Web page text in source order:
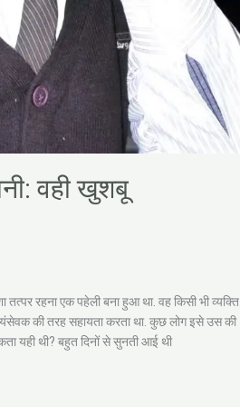
वही खुशबू
तत्पर रहना एक पहेली बना हुआ था. वह किसी भी व्यक्ति
की तरह सहायता करता था. कुछ लोग इसे उस की
यही थी? बहुत दिनों से सुनती आई थी